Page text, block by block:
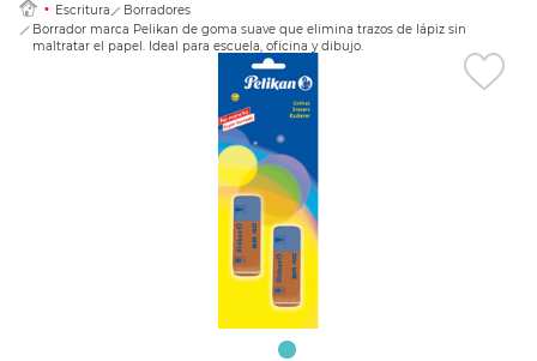
Escritura
Borradores
Borrador marca Pelikan de goma suave que elimina trazos de lápiz sin
maltratar el papel. Ideal para escuela, oficina y dibujo.